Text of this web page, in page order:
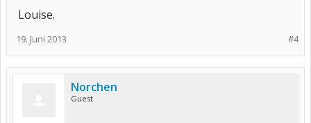
Louise.
#4
19. Juni 2013
Norchen
Guest